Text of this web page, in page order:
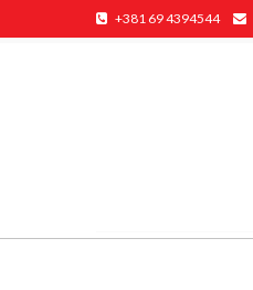
+381 69 4394544